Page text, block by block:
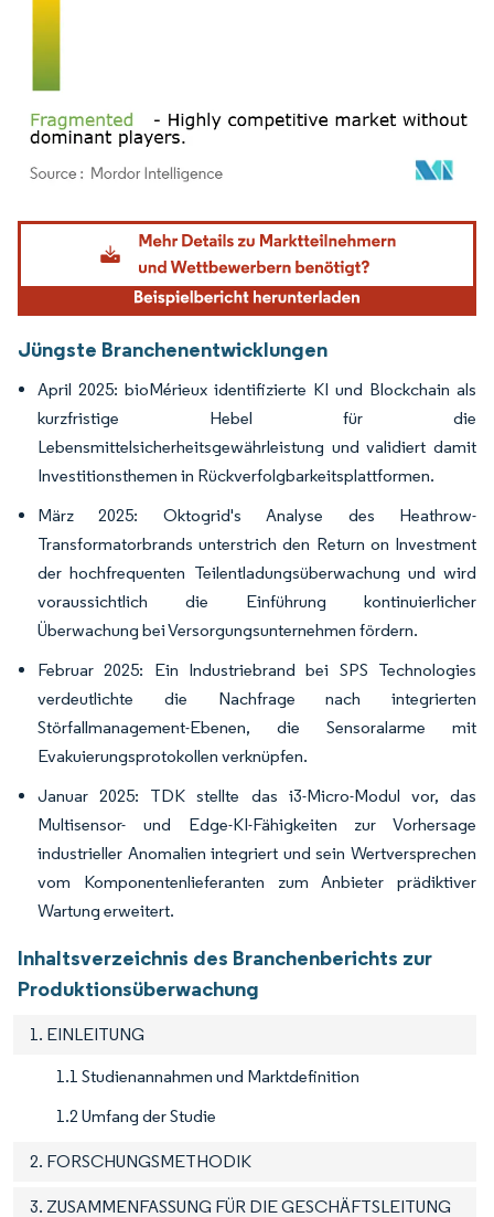
Bild © Mordor Intelligence. Wiederverwendung erfordert Namensnennung gemäß
Jüngste Branchenentwicklungen
April 2025: bioMérieux identifizierte KI und Blockchain als
kurzfristige Hebel für die
Lebensmittelsicherheitsgewährleistung und validiert damit
Investitionsthemen in Rückverfolgbarkeitsplattformen.
März 2025: Oktogrid's Analyse des Heathrow-
Transformatorbrands unterstrich den Return on Investment
der hochfrequenten Teilentladungsüberwachung und wird
voraussichtlich die Einführung kontinuierlicher
Überwachung bei Versorgungsunternehmen fördern.
Februar 2025: Ein Industriebrand bei SPS Technologies
verdeutlichte die Nachfrage nach integrierten
Störfallmanagement-Ebenen, die Sensoralarme mit
Evakuierungsprotokollen verknüpfen.
Januar 2025: TDK stellte das i3-Micro-Modul vor, das
Multisensor- und Edge-KI-Fähigkeiten zur Vorhersage
industrieller Anomalien integriert und sein Wertversprechen
vom Komponentenlieferanten zum Anbieter prädiktiver
Wartung erweitert.
Inhaltsverzeichnis des Branchenberichts zur
Produktionsüberwachung
1. EINLEITUNG
1.1 Studienannahmen und Marktdefinition
1.2 Umfang der Studie
2. FORSCHUNGSMETHODIK
3. ZUSAMMENFASSUNG FÜR DIE GESCHÄFTSLEITUNG